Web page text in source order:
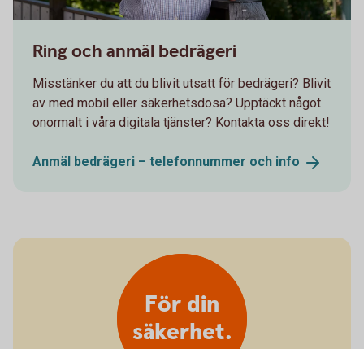
Ring och anmäl bedrägeri
Misstänker du att du blivit utsatt för bedrägeri? Blivit
av med mobil eller säkerhetsdosa? Upptäckt något
onormalt i våra digitala tjänster? Kontakta oss direkt!
Anmäl bedrägeri – telefonnummer och info
För din
säkerhet.